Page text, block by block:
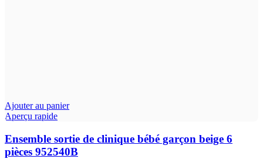
Ajouter au panier
Aperçu rapide
Ensemble sortie de clinique bébé garçon beige 6
pièces 952540B